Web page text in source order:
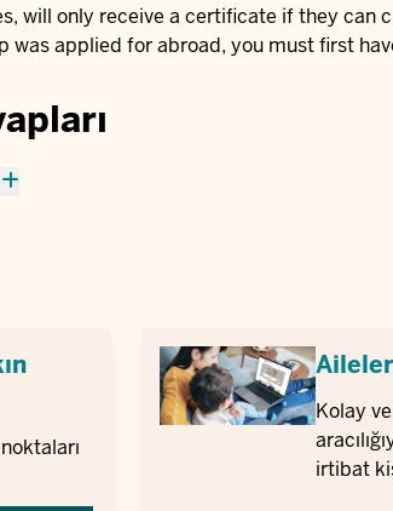
will only receive a certificate if they
applied for abroad, you must first
Kolay
irtibat